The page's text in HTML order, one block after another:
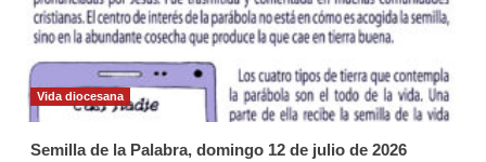
Vida diocesana
Semilla de la Palabra, domingo 12 de julio de 2026